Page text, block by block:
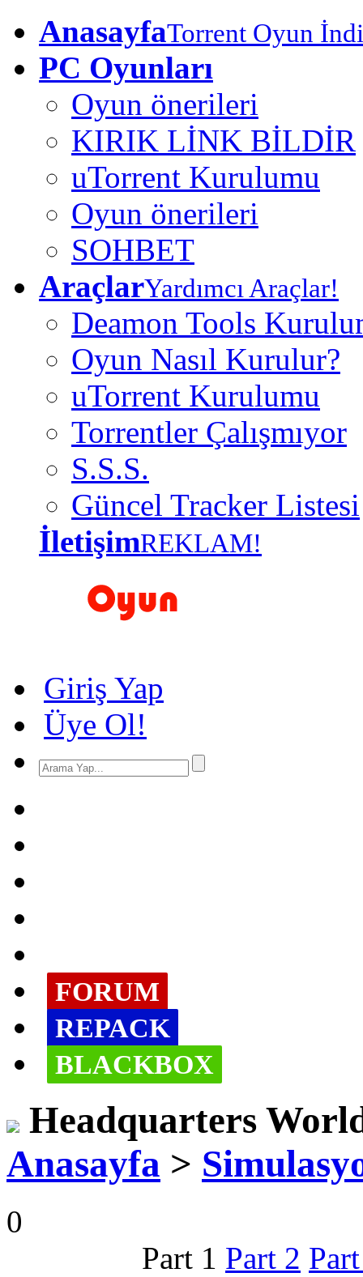
AnasayfaTorrent Oyun
PC Oyunları
Oyun önerileri
KIRIK LİNK BİLDİR
uTorrent Kurulumu
Oyun önerileri
SOHBET
AraçlarYardımcı Araçlar!
Deamon Tools
Oyun Nasıl Kurulur?
uTorrent Kurulumu
Torrentler Çalışmıyor
S.S.S.
Güncel Tracker Listesi
İletişimREKLAM!
Giriş Yap
Üye Ol!
FORUM
REPACK
BLACKBOX
Headquarters
Anasayfa >
0
Part 1 Part 2